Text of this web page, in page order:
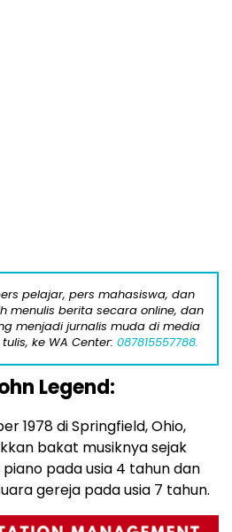
pelajar, pers mahasiswa, dan
menulis berita secara online, dan
menjadi jurnalis muda di media
ke WA Center: 087815557788.
Legend:
1978 di Springfield, Ohio,
bakat musiknya sejak
pada usia 4 tahun dan
gereja pada usia 7 tahun.